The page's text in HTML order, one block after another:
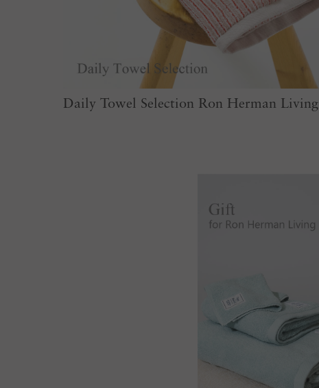
Daily Towel Selection Ron Herman Living